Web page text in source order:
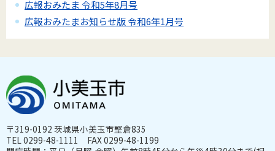
広報おみたま 令和5年8月号
広報おみたまお知らせ版 令和6年1月号
〒319-0192 茨城県小美玉市堅倉835
TEL 0299-48-1111 FAX 0299-48-1199